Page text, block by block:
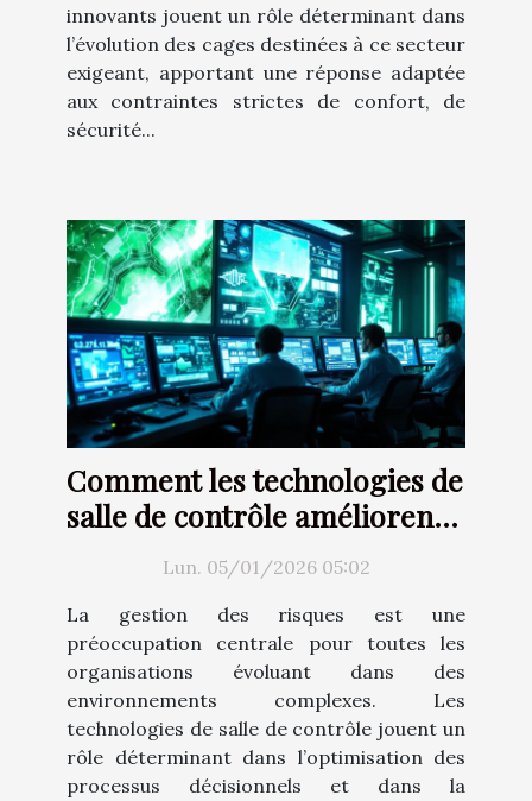
innovants jouent un rôle déterminant dans
l’évolution des cages destinées à ce secteur
exigeant, apportant une réponse adaptée
aux contraintes strictes de confort, de
sécurité...
Comment les technologies de
salle de contrôle améliorent
la gestion des risques ?
Lun. 05/01/2026 05:02
La gestion des risques est une
préoccupation centrale pour toutes les
organisations évoluant dans des
environnements complexes. Les
technologies de salle de contrôle jouent un
rôle déterminant dans l’optimisation des
processus décisionnels et dans la